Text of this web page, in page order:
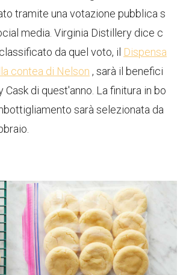
tramite una votazione pubblica s
media. Virginia Distillery dice c
da quel voto, il Dispensa
contea di Nelson , sarà il benefici
Cask di quest'anno. La finitura in bo
sarà selezionata da